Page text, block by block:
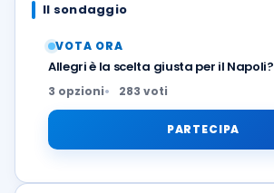
Il sondaggio
VOTA ORA
Allegri è la scelta giusta per il Napoli?
3 opzioni 283 voti
PARTECIPA